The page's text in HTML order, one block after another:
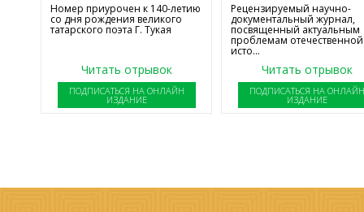
Номер приурочен к 140-летию
со дня рождения великого
татарского поэта Г. Тукая
Читать отрывок
ПОДПИСАТЬСЯ НА ОНЛАЙН
ИЗДАНИЕ
Рецензируемый научно-
документальный журнал,
посвященный актуальным
проблемам отечественной
исто...
Читать отрывок
ПОДПИСАТЬСЯ НА
ИЗДАНИЕ